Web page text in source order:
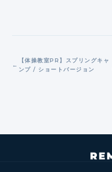
【体操教室PR】スプリングキャ
ンプ / ショートバージョン